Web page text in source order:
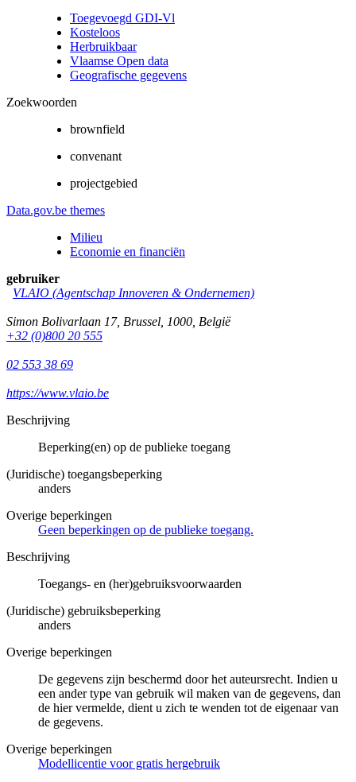
Toegevoegd GDI-Vl
Kosteloos
Herbruikbaar
Vlaamse Open data
Geografische gegevens
Zoekwoorden
brownfield
convenant
projectgebied
Data.gov.be themes
Milieu
Economie en financiën
gebruiker
VLAIO (Agentschap Innoveren & Ondernemen)
Simon Bolivarlaan 17, Brussel 1000 België
+32 (0)800 20 555
02 553 38 69
https://www.vlaio.be
Beschrijving
Beperking(en) op de publieke toegang
(Juridische) toegangsbeperking
anders
Overige beperkingen
Geen beperkingen op de publieke toegang.
Beschrijving
Toegangs- en (her)gebruiksvoorwaarden
(Juridische) gebruiksbeperking
anders
Overige beperkingen
De gegevens zijn beschermd door het auteursrecht. Indien u
een ander type van gebruik wil maken van de gegevens, dan
de hier vermelde, dient u zich te wenden tot de eigenaar van
de gegevens.
Overige beperkingen
Modellicentie voor gratis hergebruik